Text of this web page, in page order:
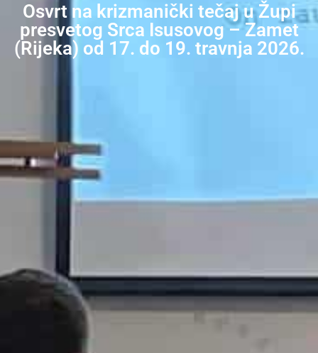
Osvrt na krizmanički tečaj u Župi
presvetog Srca Isusovog – Zamet
(Rijeka) od 17. do 19. travnja 2026.